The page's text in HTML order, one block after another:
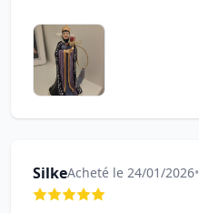
SilkeAcheté le 24/01/2026•